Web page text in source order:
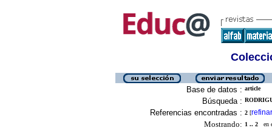
Base de datos : article
Búsqueda :
Referencias encontradas : 2 [refinar
Mostrando: 1 .. 2 en